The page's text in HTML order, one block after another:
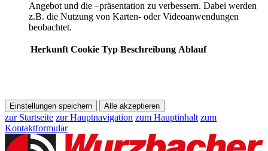
Angebot und die –präsentation zu verbessern. Dabei werden
z.B. die Nutzung von Karten- oder Videoanwendungen
beobachtet.
Herkunft Cookie Typ Beschreibung Ablauf
Einstellungen speichern Alle akzeptieren
zur Startseite zur Hauptnavigation zum Hauptinhalt zum
Kontaktformular